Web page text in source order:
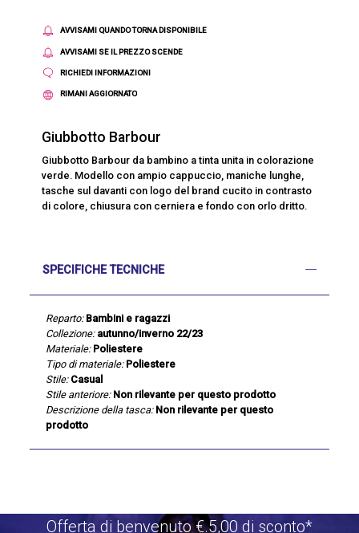
AVVISAMI QUANDO TORNA DISPONIBILE
AVVISAMI SE IL PREZZO SCENDE
RICHIEDI INFORMAZIONI
RIMANI AGGIORNATO
Giubbotto Barbour
Giubbotto Barbour da bambino a tinta unita in colorazione
verde. Modello con ampio cappuccio, maniche lunghe,
tasche sul davanti con logo del brand cucito in contrasto
di colore, chiusura con cerniera e fondo con orlo dritto.
SPECIFICHE TECNICHE
Reparto: Bambini e ragazzi
Collezione: autunno/inverno 22/23
Materiale: Poliestere
Tipo di materiale: Poliestere
Stile: Casual
Stile anteriore: Non rilevante per questo prodotto
Descrizione della tasca: Non rilevante per questo
prodotto
Offerta di benvenuto €.5,00 di sconto*